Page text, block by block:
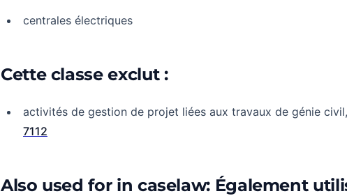
centrales électriques
Cette classe exclut :
activités de gestion de projet liées aux travaux de génie
7112
Also used for in caselaw: Également